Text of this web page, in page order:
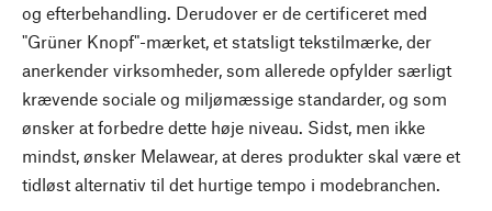
og efterbehandling. Derudover er de certificeret med
"Grüner Knopf"-mærket, et statsligt tekstilmærke, der
anerkender virksomheder, som allerede opfylder særligt
krævende sociale og miljømæssige standarder, og som
ønsker at forbedre dette høje niveau. Sidst, men ikke
mindst, ønsker Melawear, at deres produkter skal være et
tidløst alternativ til det hurtige tempo i modebranchen.